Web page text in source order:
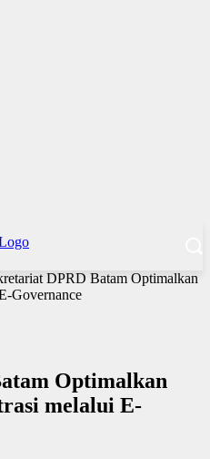
DPRD Batam Optimalkan
Governance
Optimalkan
melalui E-